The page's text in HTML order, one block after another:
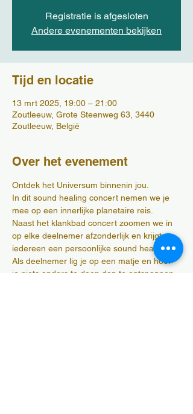
Registratie is afgesloten
Andere evenementen bekijken
Tijd en locatie
13 mrt 2025, 19:00 – 21:00
Zoutleeuw, Grote Steenweg 63, 3440
Zoutleeuw, België
Over het evenement
Ontdek het Universum binnenin jou.
In dit sound healing concert nemen we je
mee op een innerlijke planetaire reis.
Naast het klankbad concert zoomen we in
op elke deelnemer afzonderlijk en krijgt
iedereen een persoonlijke sound healing.
Als deelnemer lig je op een matje en hoef
je niets anders te doen dan te ontspannen